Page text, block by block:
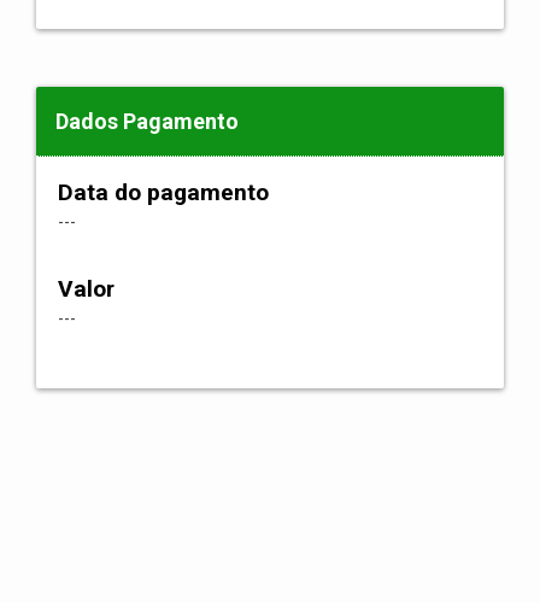
Dados Pagamento
Data do pagamento
---
Valor
---